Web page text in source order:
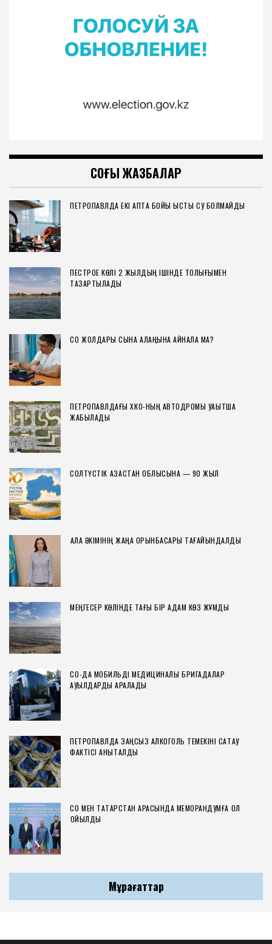
СОҢҒЫ ЖАЗБАЛАР
ПЕТРОПАВЛДА ЕКІ АПТА БОЙЫ ЫСТЫҚ СУ БОЛМАЙДЫ
ПЕСТРОЕ КӨЛІ 2 ЖЫЛДЫҢ ІШІНДЕ ТОЛЫҒЫМЕН
ТАЗАРТЫЛАДЫ
СҚО ЖОЛДАРЫ СЫНАҚ АЛАҢЫНА АЙНАЛА МА?
ПЕТРОПАВЛДАҒЫ ХҚКО-НЫҢ АВТОДРОМЫ УАҚЫТША
ЖАБЫЛАДЫ
СОЛТҮСТІК ҚАЗАҚСТАН ОБЛЫСЫНА — 90 ЖЫЛ
ҚАЛА ӘКІМІНІҢ ЖАҢА ОРЫНБАСАРЫ ТАҒАЙЫНДАЛДЫ
МЕҢГЕСЕР КӨЛІНДЕ ТАҒЫ БІР АДАМ КӨЗ ЖҰМДЫ
СҚО-ДА МОБИЛЬДІ МЕДИЦИНАЛЫҚ БРИГАДАЛАР
АУЫЛДАРДЫ АРАЛАДЫ
ПЕТРОПАВЛДА ЗАҢСЫЗ АЛКОГОЛЬ ТЕМЕКІНІ САҚТАУ
ФАКТІСІ АНЫҚТАЛДЫ
СҚО МЕН ТАТАРСТАН АРАСЫНДА МЕМОРАНДУМҒА ҚОЛ
ҚОЙЫЛДЫ
Мұрағаттар